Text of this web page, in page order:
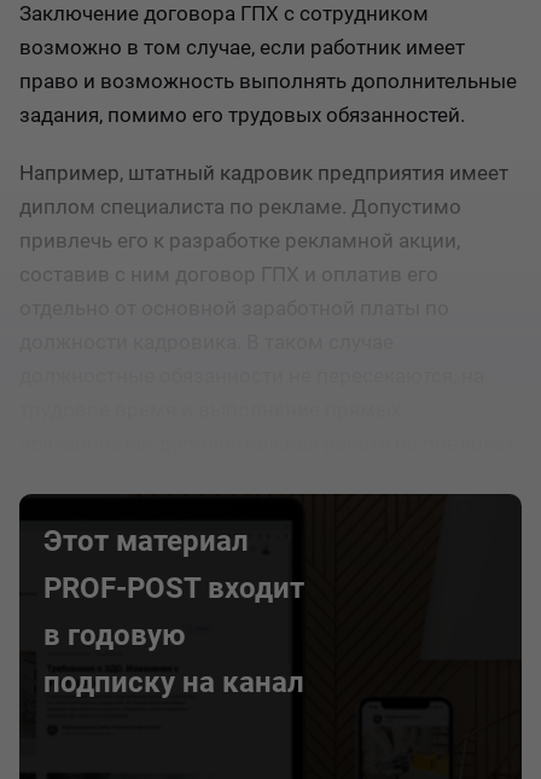
Заключение договора ГПХ с сотрудником
возможно в том случае, если работник имеет
право и возможность выполнять дополнительные
задания, помимо его трудовых обязанностей.
Например, штатный кадровик предприятия имеет
диплом специалиста по рекламе. Допустимо
привлечь его к разработке рекламной акции,
составив с ним договор ГПХ и оплатив его
Этот материал
PROF-POST входит
в годовую
подписку на канал